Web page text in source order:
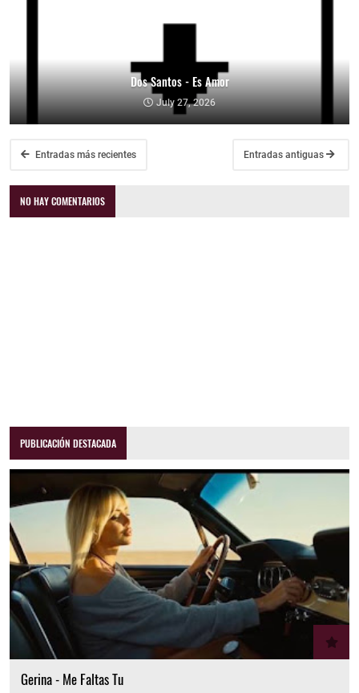
Dos Santos - Es Amor
July 27, 2026
Entradas más recientes Entradas antiguas
NO HAY COMENTARIOS
PUBLICACIÓN DESTACADA
Gerina - Me Faltas Tu